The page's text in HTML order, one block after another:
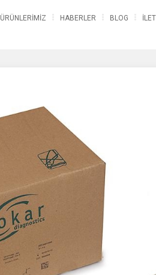
ÜRÜNLERİMİZ HABERLER BLOG